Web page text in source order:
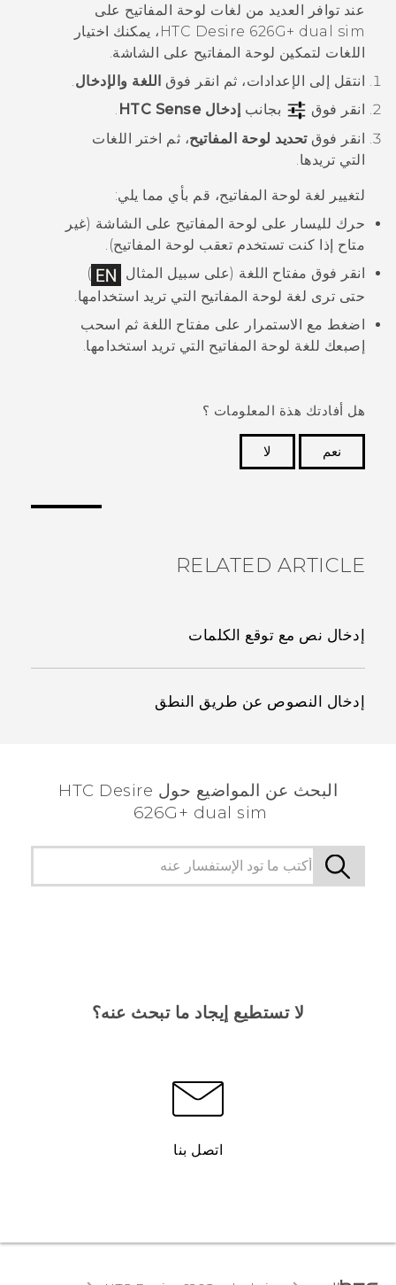
عند توافر العديد من لغات لوحة المفاتيح على
HTC Desire 626G+ dual sim ، يمكنك اختيار
اللغات لتمكين لوحة المفاتيح على الشاشة.
انتقل إلى الإعدادات، ثم انقر فوق اللغة والإدخال.
انقر فوق
بجانب إدخال HTC Sense
.
انقر فوقتحديد لوحة المفاتيح، ثم اختر اللغات
التي تريدها.
لتغيير لغة لوحة المفاتيح، قم بأي مما يلي:
حرك لليسار على لوحة المفاتيح على الشاشة (غير
متاح إذا كنت تستخدم تعقب لوحة المفاتيح).
انقر فوق مفتاح اللغة (على سبيل المثال
)
حتى ترى لغة لوحة المفاتيح التي تريد استخدامها.
اضغط مع الاستمرار على مفتاح اللغة ثم اسحب
إصبعك للغة لوحة المفاتيح التي تريد استخدامها.
هل أفادتك هذة المعلومات ؟
نعم
لا
RELATED ARTICLE
إدخال نص مع توقع الكلمات
إدخال النصوص عن طريق النطق
البحث عن المواضيع حول HTC Desire
626G+ dual sim
لا تستطيع إيجاد ما تبحث عنه؟
اتصل بنا